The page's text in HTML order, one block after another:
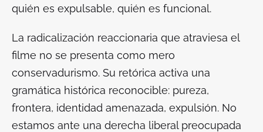
quién es expulsable, quién es funcional.
La radicalización reaccionaria que atraviesa el
filme no se presenta como mero
conservadurismo. Su retórica activa una
gramática histórica reconocible: pureza,
frontera, identidad amenazada, expulsión. No
estamos ante una derecha liberal preocupada